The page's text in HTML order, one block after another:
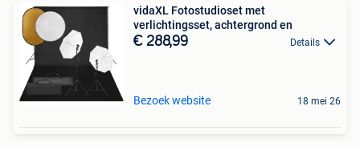
vidaXL Fotostudioset met
verlichtingsset, achtergrond en
€ 288,99 Details
Bezoek website 18 mei 26